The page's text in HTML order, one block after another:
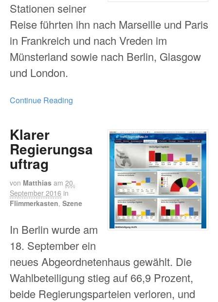
Stationen seiner
Reise führten ihn nach Marseille und Paris
in Frankreich und nach Vreden im
Münsterland sowie nach Berlin, Glasgow
und London.
Continue Reading
Klarer
Regierungsa
uftrag
von Matthias am 20.
September 2016 in
Flimmerkasten, Szene
In Berlin wurde am
18. September ein
neues Abgeordnetenhaus gewählt. Die
Wahlbeteiligung stieg auf 66,9 Prozent,
beide Regierungsparteien verloren, und